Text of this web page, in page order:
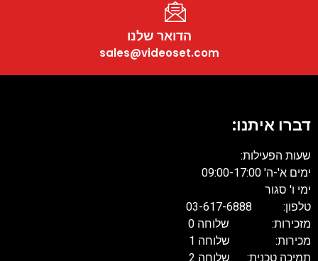
הדואר שלנו
sales@videoset.com
דברו איתנו:
שעות הפעילות:
ימים א'-ה' 09:00-17:00
ימי ו' סגור
טלפון: 03-617-6888
מזכירות: שלוחה 0
מכירות: שלוחה 1
תמיכה טכנית: שלוחה 2